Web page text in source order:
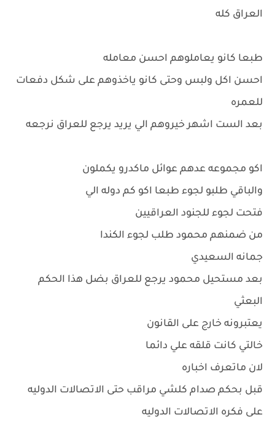
العراق كله
طبعا كانو يعاملوهم احسن معامله
احسن اكل ولبس وحتى كانو ياخذوهم على شكل دفعات
للعمره
بعد الست اشهر خيروهم الي يريد يرجع للعراق نرجعه
اكو مجموعه عدهم عوائل ماكدرو يكملون
والباقي طلبو لجوء طبعا اكو كم دوله الي
فتحت لجوء للجنود العراقيين
من ضمنهم محمود طلب لجوء الكندا
جمانه السعيدي
بعد مستحيل محمود يرجع للعراق بضل هذا الحكم
البعثي
يعتبرونه خارج على القانون
خالتي كانت قلقه علي دائما
لان ماتعرف اخباره
قبل بحكم صدام كلشي مراقب حتى الاتصالات الدوليه
على فكره الاتصالات الدوليه